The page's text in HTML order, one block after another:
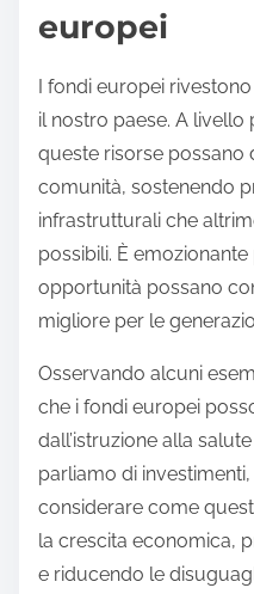
europei
I fondi europei
il nostro paese. A
queste risorse
comunità, sostenendo
infrastrutturali che
possibili. È
opportunità possano
migliore per le
Osservando alcuni
che i fondi europei
dall’istruzione alla
parliamo di
considerare come
la crescita economica,
e riducendo le